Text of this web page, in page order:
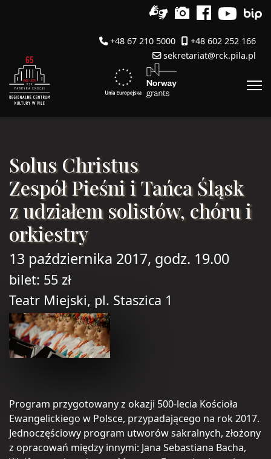
+48 67 210 5000
+48 602 252 166
sekretariat@rck.pila.pl
Solus Christus
Zespół Pieśni i Tańca Śląsk
z udziałem solistów, chóru i
orkiestry
13 października 2017, godz. 19.00
bilet: 55 zł
Teatr Miejski, pl. Staszica 1
Program przygotowany z okazji 500-lecia Kościoła
Ewangelickiego w Polsce, przypadającego na rok 2017.
Jednoczęściowy program utworów sakralnych, złożony
z opracowań między innymi: Jana Sebastiana Bacha,